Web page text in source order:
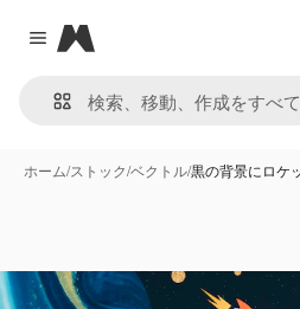
Close menu
Magnific
ホーム/ストック/ベクトル/黒の背景にロケ